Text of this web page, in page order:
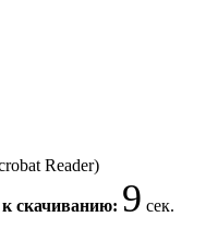
Reader)
скачиванию: 9 сек.